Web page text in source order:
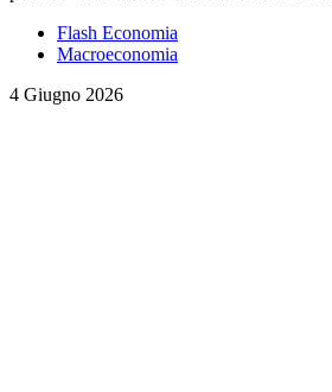
Flash Economia
Macroeconomia
4 Giugno 2026